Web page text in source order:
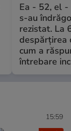
Ea - 52, el -
s-au
rezistat. La
despărțirea
cum a
întrebare
15:59